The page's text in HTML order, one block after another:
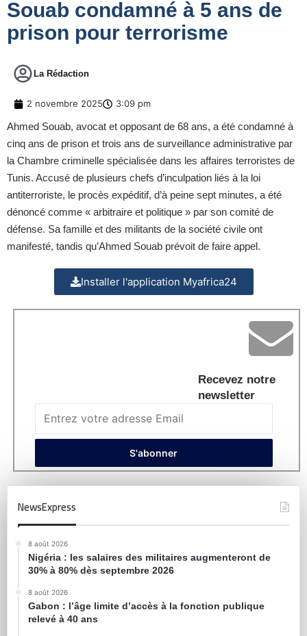
Souab condamné à 5 ans de
prison pour terrorisme
La Rédaction
2 novembre 2025 3:09 pm
Ahmed Souab, avocat et opposant de 68 ans, a été condamné à
cinq ans de prison et trois ans de surveillance administrative par
la Chambre criminelle spécialisée dans les affaires terroristes de
Tunis. Accusé de plusieurs chefs d’inculpation liés à la loi
antiterroriste, le procès expéditif, d’à peine sept minutes, a été
dénoncé comme « arbitraire et politique » par son comité de
défense. Sa famille et des militants de la société civile ont
manifesté, tandis qu’Ahmed Souab prévoit de faire appel.
Installer l'application Myafrica24
Recevez notre
newsletter
NewsExpress
8 août 2026
Nigéria : les salaires des militaires augmenteront de
30% à 80% dès septembre 2026
8 août 2026
Gabon : l’âge limite d’accès à la fonction publique
relevé à 40 ans